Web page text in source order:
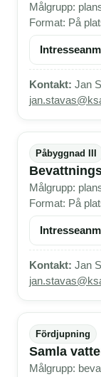
Målgrupp:
Format: På
Kontakt: Jan
Påbyggnad III
Målgrupp:
Format: På
Kontakt: Jan
Fördjupning
Samla
Målgrupp: